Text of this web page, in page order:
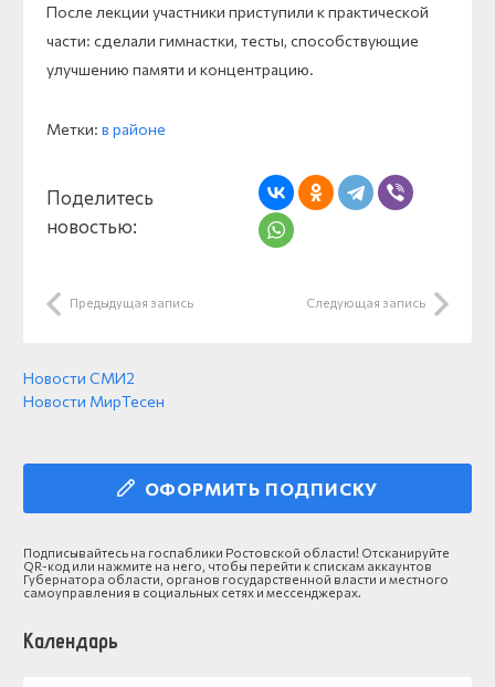
После лекции участники приступили к практической
части: сделали гимнастки, тесты, способствующие
улучшению памяти и концентрацию.
Метки: в районе
Поделитесь
новостью:
Предыдущая запись Следующая запись
Новости СМИ2
Новости МирТесен
ОФОРМИТЬ ПОДПИСКУ
Подписывайтесь на госпаблики Ростовской области! Отсканируйте
QR-код или нажмите на него, чтобы перейти к спискам аккаунтов
Губернатора области, органов государственной власти и местного
самоуправления в социальных сетях и мессенджерах.
Календарь